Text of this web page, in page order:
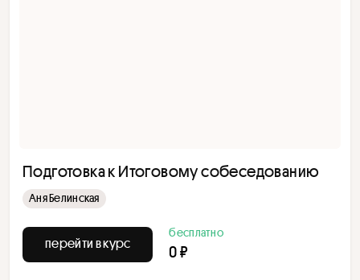
Подготовка к Итоговому собеседованию
Аня Белинская
перейти в курс
бесплатно
0 ₽